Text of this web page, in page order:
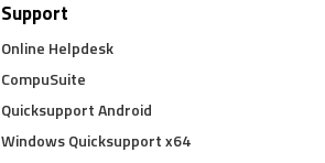
Support
Online Helpdesk
CompuSuite
Quicksupport Android
Windows Quicksupport x64